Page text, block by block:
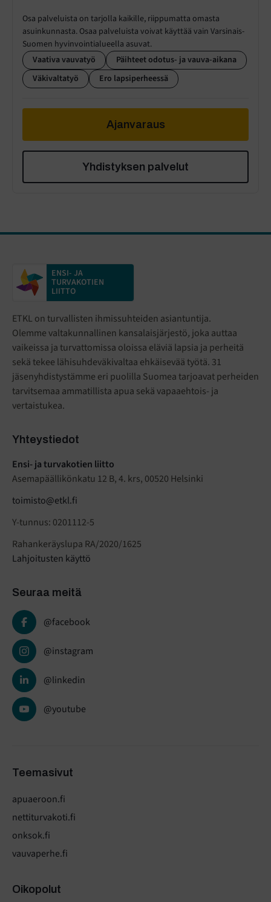
Osa palveluista on tarjolla kaikille, riippumatta omasta
asuinkunnasta. Osaa palveluista voivat käyttää vain Varsinais-
Suomen hyvinvointialueella asuvat.
Vaativa vauvatyö
Päihteet odotus- ja vauva-aikana
Väkivaltatyö
Ero lapsiperheessä
Ajanvaraus
Yhdistyksen palvelut
ENSI- JA
TURVAKOTIEN
LIITTO
ETKL on turvallisten ihmissuhteiden asiantuntija.
Olemme valtakunnallinen kansalaisjärjestö, joka auttaa
vaikeissa ja turvattomissa oloissa eläviä lapsia ja perheitä
sekä tekee lähisuhdeväkivaltaa ehkäisevää työtä. 31
jäsenyhdistystämme eri puolilla Suomea tarjoavat perheiden
tarvitsemaa ammatillista apua sekä vapaaehtois- ja
vertaistukea.
Yhteystiedot
Ensi- ja turvakotien liitto
Asemapäällikönkatu 12 B, 4. krs, 00520 Helsinki
toimisto@etkl.fi
Y-tunnus: 0201112-5
Rahankeräyslupa RA/2020/1625
Lahjoitusten käyttö
Seuraa meitä
@facebook
@instagram
@linkedin
@youtube
Teemasivut
apuaeroon.fi
nettiturvakoti.fi
onksok.fi
vauvaperhe.fi
Oikopolut